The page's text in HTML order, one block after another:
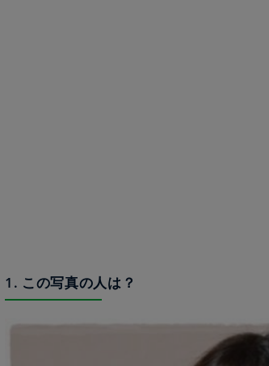
1. この写真の人は？